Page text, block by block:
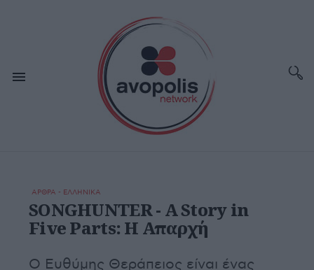
ΑΡΘΡΑ - ΕΛΛΗΝΙΚΑ
SONGHUNTER - A Story in
Five Parts: Η Απαρχή
Ο Ευθύμης Θεράπειος είναι ένας